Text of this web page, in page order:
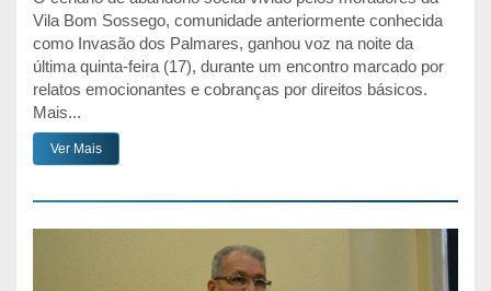
Vila Bom Sossego, comunidade anteriormente conhecida
como Invasão dos Palmares, ganhou voz na noite da
última quinta-feira (17), durante um encontro marcado por
relatos emocionantes e cobranças por direitos básicos.
Mais...
Ver Mais